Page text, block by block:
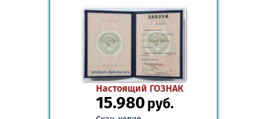
Настоящий ГОЗНАК
15.980руб.